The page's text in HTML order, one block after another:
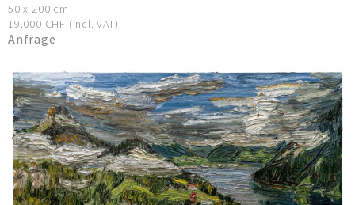
50 x 200 cm
19.000 CHF (incl. VAT)
Anfrage